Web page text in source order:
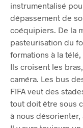
instrumentalisé
dépassement de
coéquipiers. De la
pasteurisation du
formations à la
Ils croisent les
caméra. Les bus
FIFA veut des
tout doit être sous
à nous